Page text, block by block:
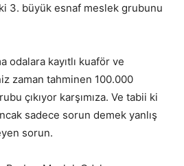
3. büyük esnaf meslek grubunu
odalara kayıtlı kuaför ve
zaman tahminen 100.000
çıkıyor karşımıza. Ve tabii ki
sadece sorun demek yanlış
sorun.